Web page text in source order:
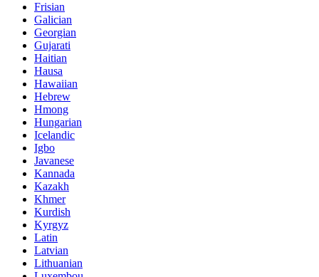
Frisian
Galician
Georgian
Gujarati
Haitian
Hausa
Hawaiian
Hebrew
Hmong
Hungarian
Icelandic
Igbo
Javanese
Kannada
Kazakh
Khmer
Kurdish
Kyrgyz
Latin
Latvian
Lithuanian